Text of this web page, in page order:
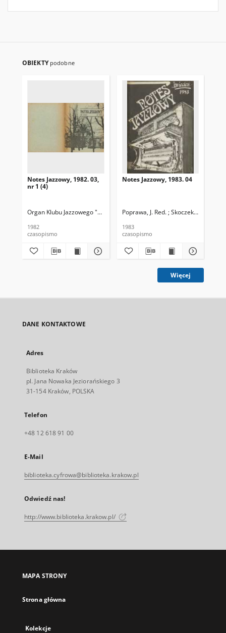
OBIEKTY podobne
Notes Jazzowy, 1982. 03,
nr 1 (4)
Organ Klubu Jazzowego "Rotunda" Skoczek, T. Red.
1982
czasopismo
Notes Jazzowy, 1983. 04
Poprawa, J. Red. ; Skoczek T. Red.
1983
czasopismo
Więcej
DANE KONTAKTOWE
Adres
Biblioteka Kraków
pl. Jana Nowaka Jeziorańskiego 3
31-154 Kraków, POLSKA
Telefon
+48 12 618 91 00
E-Mail
biblioteka.cyfrowa@biblioteka.krakow.pl
Odwiedź nas!
http://www.biblioteka.krakow.pl/
MAPA STRONY
Strona główna
Kolekcje